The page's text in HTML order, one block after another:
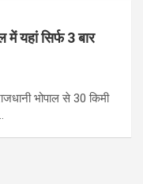
यहां सिर्फ 3 बार
भोपाल से 30 किमी